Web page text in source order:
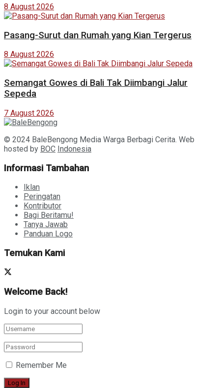
8 August 2026
Pasang-Surut dan Rumah yang Kian Tergerus
8 August 2026
Semangat Gowes di Bali Tak Diimbangi Jalur
Sepeda
7 August 2026
© 2024 BaleBengong Media Warga Berbagi Cerita. Web
hosted by BOC Indonesia
Informasi Tambahan
Iklan
Peringatan
Kontributor
Bagi Beritamu!
Tanya Jawab
Panduan Logo
Temukan Kami
Welcome Back!
Login to your account below
Remember Me